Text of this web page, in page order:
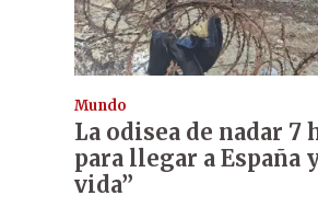
Mundo
La odisea de nadar 7
para llegar a España
vida”